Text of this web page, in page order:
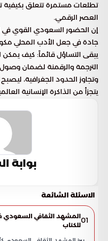
تطلعات مستمرة تتعلق بكيفية
العصر الرقمي.
إن الحضور السعودي القوي في
جادة في جعل الأدب المحلي
يبقى التساؤل قائماً: كيف
الترجمة والرقمنة لضمان
وتجاوز الحدود الجغرافية،
يتجزأ من الذاكرة الإنسانية
بوابة
الاسئلة الشائعة
01المشهد الثقافي السعودي
للكتاب